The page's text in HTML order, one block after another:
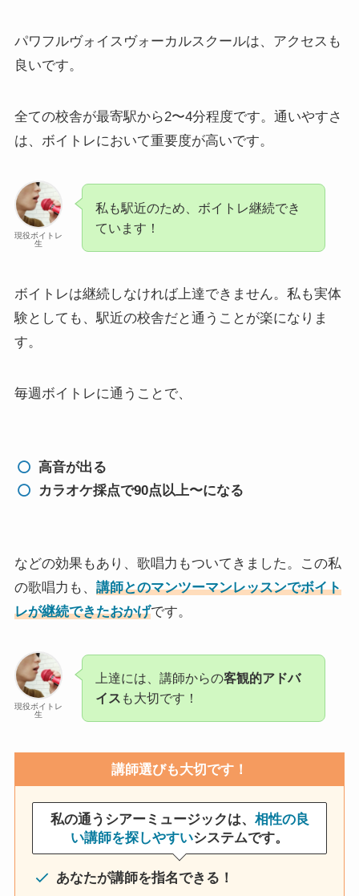
パワフルヴォイスヴォーカルスクールは、アクセスも
良いです。
全ての校舎が最寄駅から2〜4分程度です。通いやすさ
は、ボイトレにおいて重要度が高いです。
現役ボイトレ
生
私も駅近のため、ボイトレ継続でき
ています！
ボイトレは継続しなければ上達できません。私も実体
験としても、駅近の校舎だと通うことが楽になりま
す。
毎週ボイトレに通うことで、
高音が出る
カラオケ採点で90点以上〜になる
などの効果もあり、歌唱力もついてきました。この私
の歌唱力も、 講師とのマンツーマンレッスンでボイト
レが継続できたおかげです。
現役ボイトレ
生
上達には、講師からの客観的アドバ
イス も大切です！
講師選びも大切です！
私の通うシアーミュージックは、 相性の良
い講師を探しやすいシステムです。
あなたが講師を指名できる！